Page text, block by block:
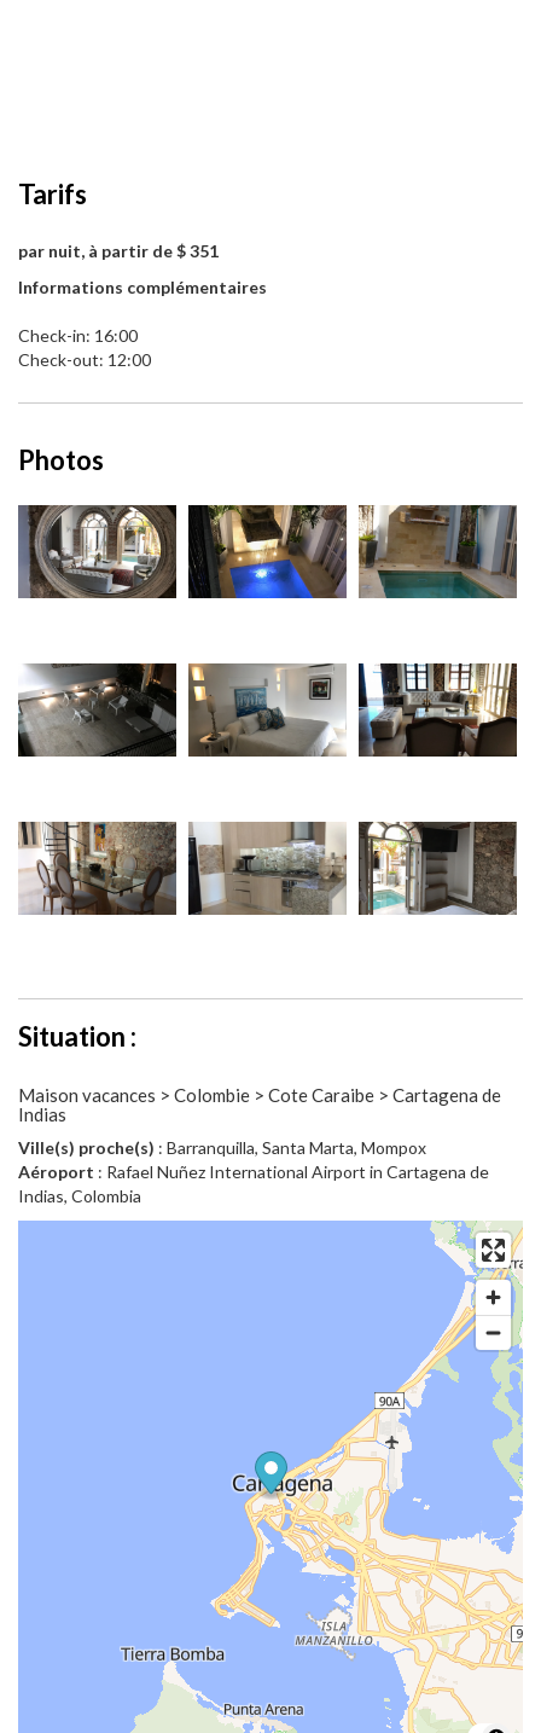
Tarifs
par nuit, à partir de $ 351
Informations complémentaires
Check-in: 16:00
Check-out: 12:00
Photos
Situation :
Maison vacances > Colombie > Cote Caraibe > Cartagena de
Indias
Ville(s) proche(s) : Barranquilla, Santa Marta, Mompox
Aéroport : Rafael Nuñez International Airport in Cartagena de
Indias, Colombia